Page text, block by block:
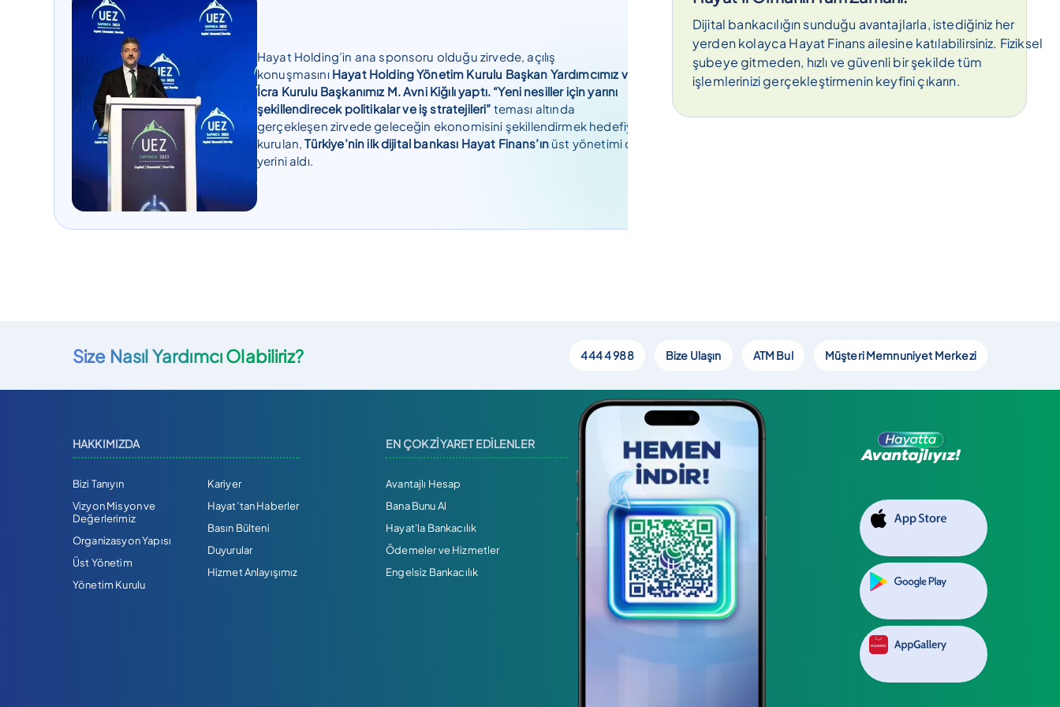
Hayat Holding’in ana sponsoru olduğu zirvede, açılış
konuşmasını Hayat Holding Yönetim Kurulu Başkan Yardımcımız ve
İcra Kurulu Başkanımız M. Avni Kiğılı yaptı. “Yeni nesiller için yarını
şekillendirecek politikalar ve iş stratejileri” teması altında
gerçekleşen zirvede geleceğin ekonomisini şekillendirmek hedefiyle
kurulan,Türkiye’nin ilk dijital bankası Hayat Finans’ınüst yönetimi de
yerini aldı.
Dijital bankacılığın sunduğu avantajlarla, istediğiniz her
yerden kolayca Hayat Finans ailesine katılabilirsiniz. Fiziksel
şubeye gitmeden, hızlı ve güvenli bir şekilde tüm
işlemlerinizi gerçekleştirmenin keyfini çıkarın.
Size Nasıl Yardımcı Olabiliriz? 444 4 988 Bize Ulaşın ATM Bul Müşteri Memnuniyet Merkezi
HAKKIMIZDA
Bizi Tanıyın
Vizyon Misyon ve
Değerlerimiz
Organizasyon Yapısı
Üst Yönetim
Yönetim Kurulu
Kariyer
Hayat’tan Haberler
Basın Bülteni
Duyurular
Hizmet Anlayışımız
EN ÇOK ZİYARET EDİLENLER
Avantajlı Hesap
Bana Bunu Al
Hayat'la Bankacılık
Ödemeler ve Hizmetler
Engelsiz Bankacılık